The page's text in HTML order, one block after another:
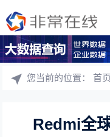
您当前的位置：首页
Redmi全